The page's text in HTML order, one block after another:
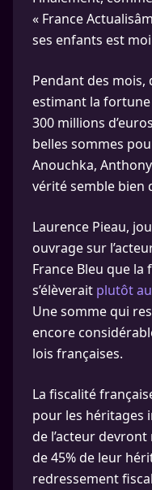
« France
ses enfants est
Pendant des
estimant la fortune
300 millions
belles sommes
Anouchka,
vérité semble bien
Laurence Pieau,
ouvrage sur
France Bleu que la
s’élèverait plutôt
Une somme qui
encore
lois françaises.
La fiscalité
pour les héritages
de l’acteur devront
de 45% de leur
redressement